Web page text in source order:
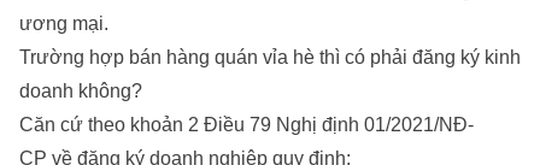
ương mại.
Trường hợp bán hàng quán vỉa hè thì có phải đăng ký kinh
doanh không?
Căn cứ theo khoản 2 Điều 79 Nghị định 01/2021/NĐ-
CP về đăng ký doanh nghiệp quy định: